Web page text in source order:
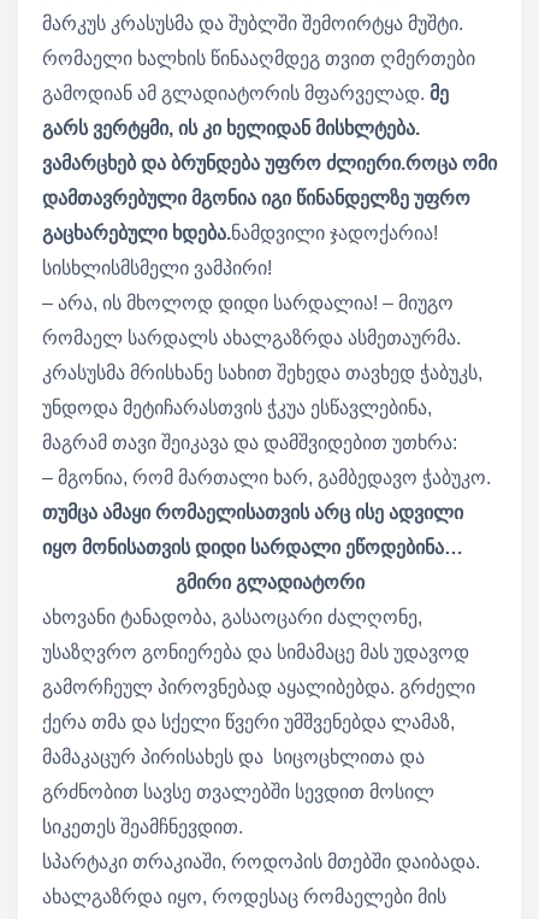
მარკუს კრასუსმა და შუბლში შემოირტყა მუშტი.
რომაელი ხალხის წინააღმდეგ თვით ღმერთები
გამოდიან ამ გლადიატორის მფარველად. მე
გარს ვერტყმი, ის კი ხელიდან მისხლტება.
ვამარცხებ და ბრუნდება უფრო ძლიერი.როცა ომი
დამთავრებული მგონია იგი წინანდელზე უფრო
გაცხარებული ხდება.ნამდვილი ჯადოქარია!
სისხლისმსმელი ვამპირი!
– არა, ის მხოლოდ დიდი სარდალია! – მიუგო
რომაელ სარდალს ახალგაზრდა ასმეთაურმა.
კრასუსმა მრისხანე სახით შეხედა თავხედ ჭაბუკს,
უნდოდა მეტიჩარასთვის ჭკუა ესწავლებინა,
მაგრამ თავი შეიკავა და დამშვიდებით უთხრა:
– მგონია, რომ მართალი ხარ, გამბედავო ჭაბუკო.
თუმცა ამაყი რომაელისათვის არც ისე ადვილი
იყო მონისათვის დიდი სარდალი ეწოდებინა…
გმირი გლადიატორი
ახოვანი ტანადობა, გასაოცარი ძალღონე,
უსაზღვრო გონიერება და სიმამაცე მას უდავოდ
გამორჩეულ პიროვნებად აყალიბებდა. გრძელი
ქერა თმა და სქელი წვერი უმშვენებდა ლამაზ,
მამაკაცურ პირისახეს და სიცოცხლითა და
გრძნობით სავსე თვალებში სევდით მოსილ
სიკეთეს შეამჩნევდით.
სპარტაკი თრაკიაში, როდოპის მთებში დაიბადა.
ახალგაზრდა იყო, როდესაც რომაელები მის